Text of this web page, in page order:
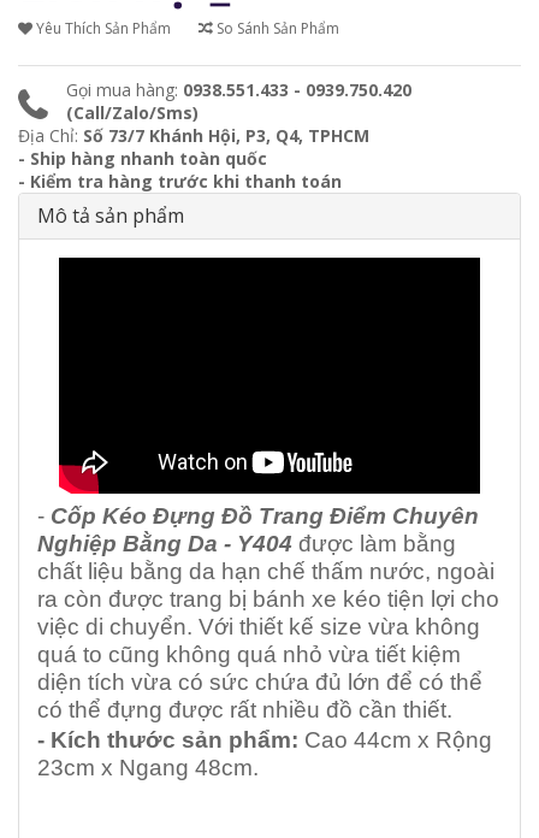
Yêu Thích Sản Phẩm So Sánh Sản Phẩm
Gọi mua hàng: 0938.551.433 - 0939.750.420
(Call/Zalo/Sms)
Địa Chỉ: Số 73/7 Khánh Hội, P3, Q4, TPHCM
- Ship hàng nhanh toàn quốc
- Kiểm tra hàng trước khi thanh toán
Mô tả sản phẩm
- Cốp Kéo Đựng Đồ Trang Điểm Chuyên
Nghiệp Bằng Da - Y404 được làm bằng
chất liệu bằng da hạn chế thấm nước, ngoài
ra còn được trang bị bánh xe kéo tiện lợi cho
việc di chuyển. Với thiết kế size vừa không
quá to cũng không quá nhỏ vừa tiết kiệm
diện tích vừa có sức chứa đủ lớn để có thể
có thể đựng được rất nhiều đồ cần thiết.
- Kích thước sản phẩm: Cao 44cm x Rộng
23cm x Ngang 48cm.